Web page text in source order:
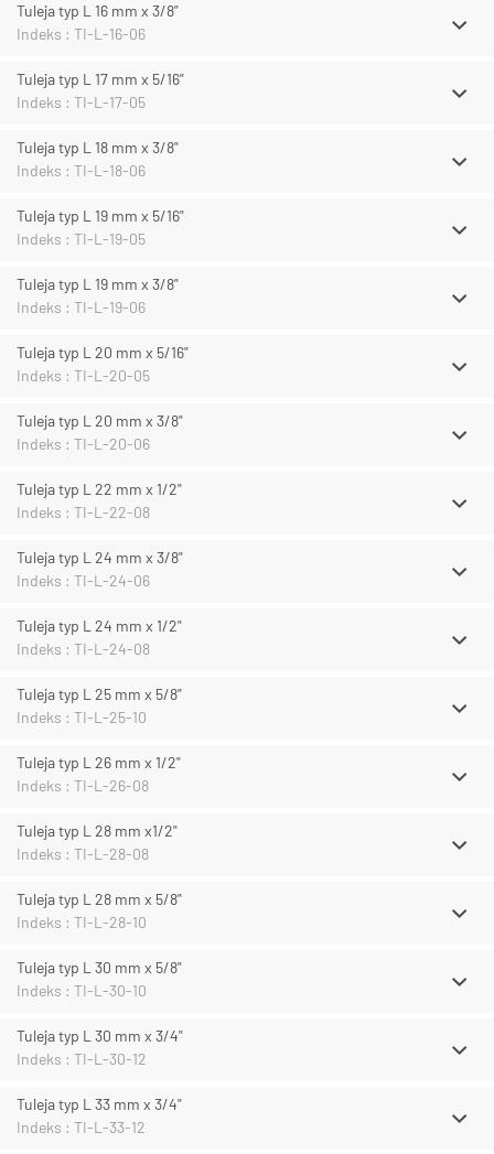
Tuleja typ L 16 mm x 3/8"
Indeks : TI-L-16-06
Tuleja typ L 17 mm x 5/16"
Indeks : TI-L-17-05
Tuleja typ L 18 mm x 3/8"
Indeks : TI-L-18-06
Tuleja typ L 19 mm x 5/16"
Indeks : TI-L-19-05
Tuleja typ L 19 mm x 3/8"
Indeks : TI-L-19-06
Tuleja typ L 20 mm x 5/16"
Indeks : TI-L-20-05
Tuleja typ L 20 mm x 3/8"
Indeks : TI-L-20-06
Tuleja typ L 22 mm x 1/2"
Indeks : TI-L-22-08
Tuleja typ L 24 mm x 3/8"
Indeks : TI-L-24-06
Tuleja typ L 24 mm x 1/2"
Indeks : TI-L-24-08
Tuleja typ L 25 mm x 5/8"
Indeks : TI-L-25-10
Tuleja typ L 26 mm x 1/2"
Indeks : TI-L-26-08
Tuleja typ L 28 mm x1/2"
Indeks : TI-L-28-08
Tuleja typ L 28 mm x 5/8"
Indeks : TI-L-28-10
Tuleja typ L 30 mm x 5/8"
Indeks : TI-L-30-10
Tuleja typ L 30 mm x 3/4"
Indeks : TI-L-30-12
Tuleja typ L 33 mm x 3/4"
Indeks : TI-L-33-12